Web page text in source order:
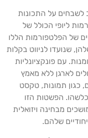
לשבחים על התכונות
ליופי הכולל של
של הפלטפורמות הללו
שנועדו לניווט בקלות
עם פונקציונליות
לארגן ללא מאמץ
כגון תמונות, טקסט
כלשהו. הפשטות הזו
מבחינה ויזואלית
שלהם.